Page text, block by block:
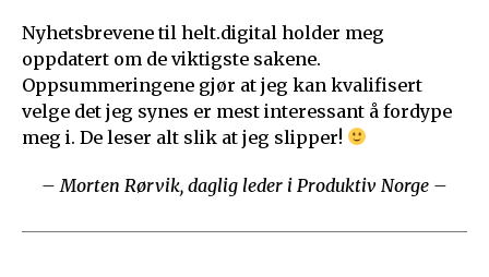
Nyhetsbrevene til helt.digital holder meg
oppdatert om de viktigste sakene.
Oppsummeringene gjør at jeg kan kvalifisert
velge det jeg synes er mest interessant å fordype
meg i. De leser alt slik at jeg slipper!
– Morten Rørvik, daglig leder i Produktiv Norge –